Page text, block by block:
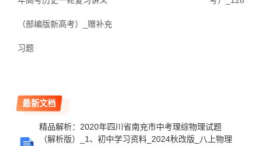
（部编版新高考）_赠补充
习题
最新文档
精品解析：2020年四川省南充市中考理综物理试题
（解析版）_1、初中学习资料_2024秋改版_八上物理